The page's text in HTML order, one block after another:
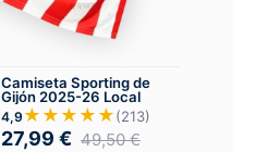
Camiseta Sporting de
Gijón 2025-26 Local
4,9 ★★★★★(213)
27,99 € 49,50€